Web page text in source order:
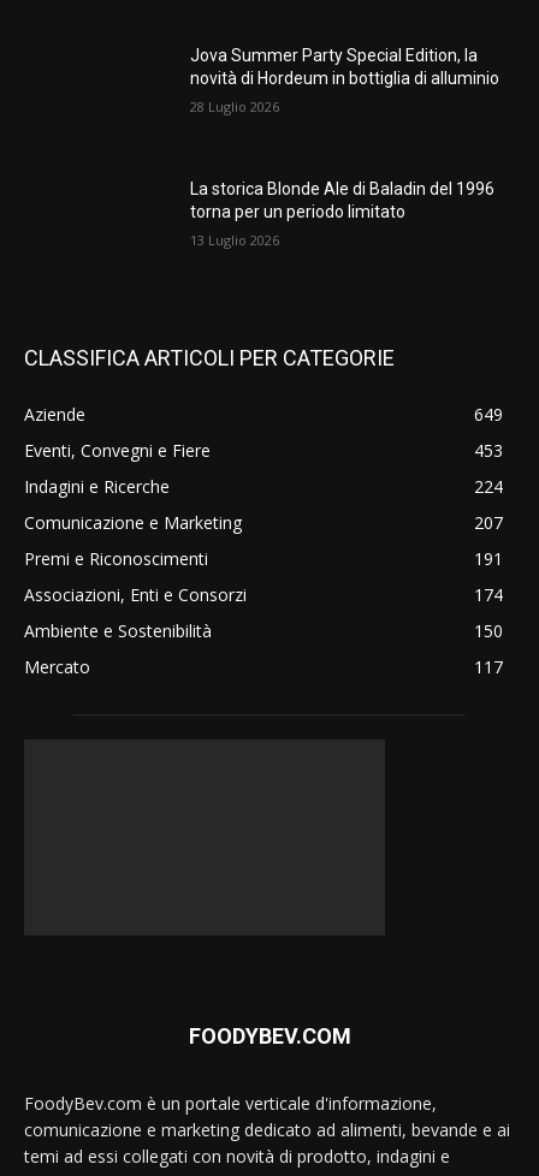
Jova Summer Party Special Edition, la
novità di Hordeum in bottiglia di alluminio
28 Luglio 2026
La storica Blonde Ale di Baladin del 1996
torna per un periodo limitato
13 Luglio 2026
CLASSIFICA ARTICOLI PER CATEGORIE
Aziende
649
Eventi, Convegni e Fiere
453
Indagini e Ricerche
224
Comunicazione e Marketing
207
Premi e Riconoscimenti
191
Associazioni, Enti e Consorzi
174
Ambiente e Sostenibilità
150
Mercato
117
FOODYBEV.COM
FoodyBev.com è un portale verticale d'informazione,
comunicazione e marketing dedicato ad alimenti, bevande e ai
temi ad essi collegati con novità di prodotto, indagini e